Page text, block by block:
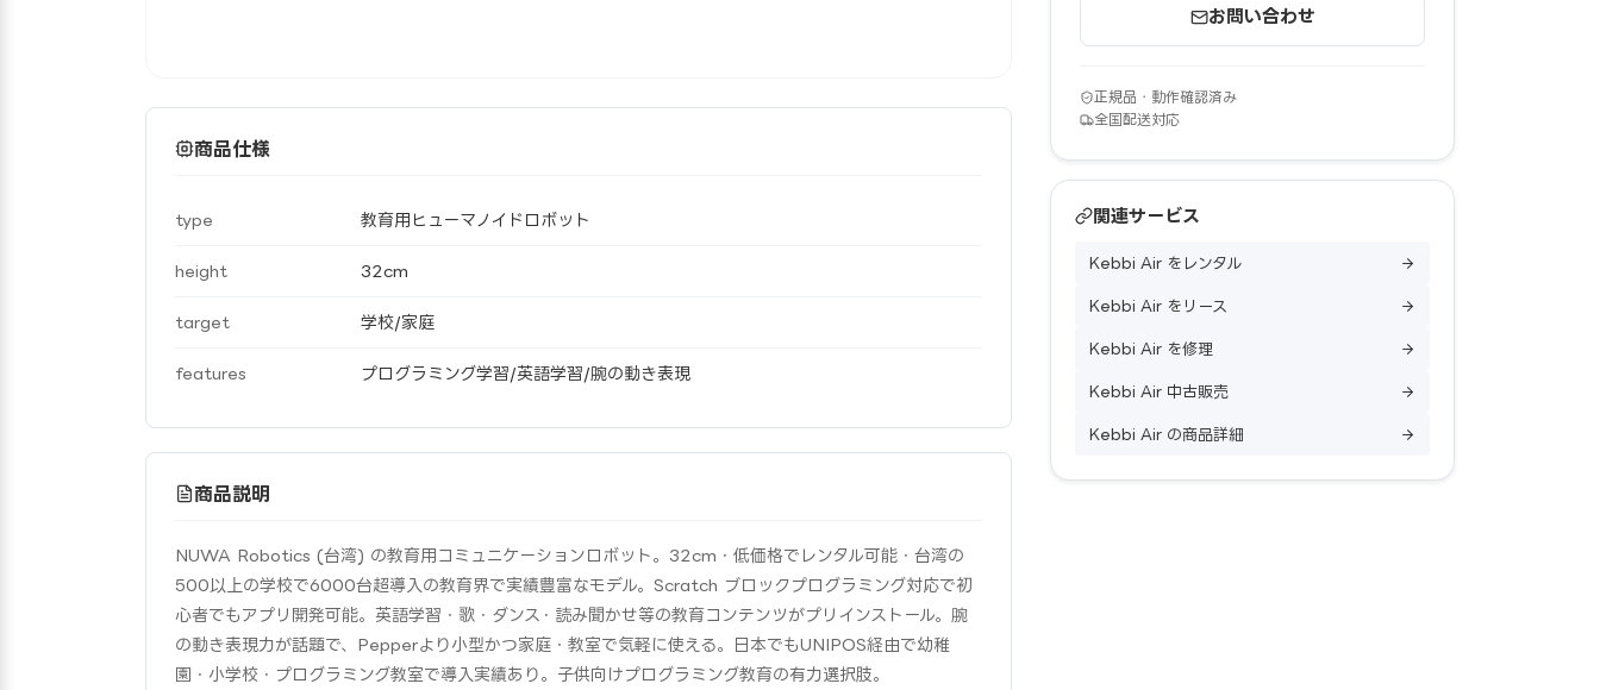
商品仕様
type 教育用ヒューマノイドロボット
height 32cm
target 学校/家庭
features プログラミング学習/英語学習/腕の動き表現
商品説明
NUWA Robotics (台湾) の教育用コミュニケーションロボット。32cm・低価格でレンタル可能・台湾の
500以上の学校で6000台超導入の教育界で実績豊富なモデル。Scratch ブロックプログラミング対応で初
心者でもアプリ開発可能。英語学習・歌・ダンス・読み聞かせ等の教育コンテンツがプリインストール。腕
の動き表現力が話題で、Pepperより小型かつ家庭・教室で気軽に使える。日本でもUNIPOS経由で幼稚
園・小学校・プログラミング教室で導入実績あり。子供向けプログラミング教育の有力選択肢。
お問い合わせ
正規品・動作確認済み
全国配送対応
関連サービス
Kebbi Air をレンタル
Kebbi Air をリース
Kebbi Air を修理
Kebbi Air 中古販売
Kebbi Air の商品詳細